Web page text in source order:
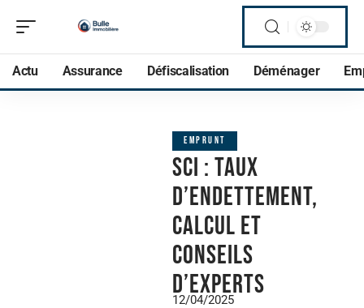
Actu Assurance Défiscalisation Déménager
EMPRUNT
SCI : taux
d’endettement,
calcul et
conseils
d’experts
12/04/2025